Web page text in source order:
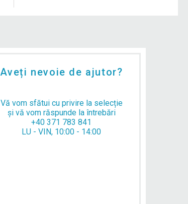
Aveți nevoie de ajutor?
Vă vom sfătui cu privire la selecție
și vă vom răspunde la întrebări
+40 371 783 841
LU - VIN, 10:00 - 14:00